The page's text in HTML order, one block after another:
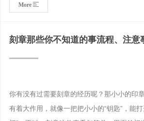
More
刻章那些你不知道的事流程、注意
你有没有过需要刻章的经历呢？那小小的印
有着大作用，就像一把把小小的“钥匙”，能